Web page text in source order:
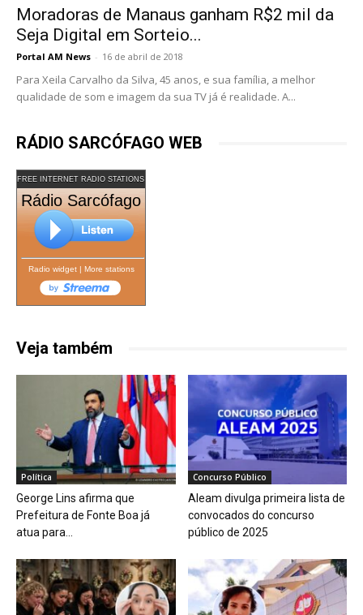
Moradoras de Manaus ganham R$2 mil da
Seja Digital em Sorteio...
Portal AM News - 16 de abril de 2018
Para Xeila Carvalho da Silva, 45 anos, e sua família, a melhor
qualidade de som e imagem da sua TV já é realidade. A...
RÁDIO SARCÓFAGO WEB
FREE INTERNET RADIO STATIONS
Rádio Sarcófago
Radio widget| More stations
Veja também
Política
George Lins afirma que
Prefeitura de Fonte Boa já
atua para...
Concurso Público
Aleam divulga primeira lista de
convocados do concurso
público de 2025